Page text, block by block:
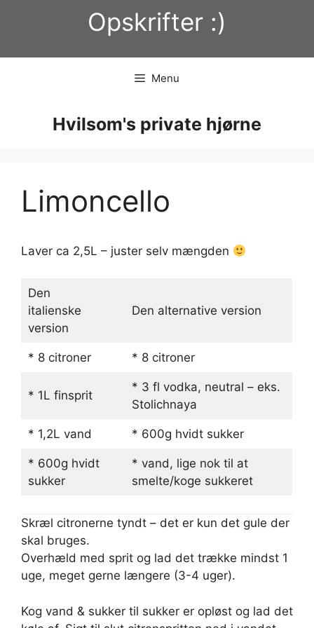
Opskrifter :)
Menu
Hvilsom's private hjørne
Limoncello
Laver ca 2,5L – juster selv mængden
Den
italienske
version
Den alternative version
* 8 citroner * 8 citroner
* 1L finsprit
* 3 fl vodka, neutral – eks.
Stolichnaya
* 1,2L vand * 600g hvidt sukker
* 600g hvidt
sukker
* vand, lige nok til at
smelte/koge sukkeret
Skræl citronerne tyndt – det er kun det gule der
skal bruges.
Overhæld med sprit og lad det trække mindst 1
uge, meget gerne længere (3-4 uger).
Kog vand & sukker til sukker er opløst og lad det